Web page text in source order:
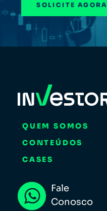
SOLICITE AGORA
QUEM SOMOS
CONTEÚDOS
CASES
Fale
Conosco